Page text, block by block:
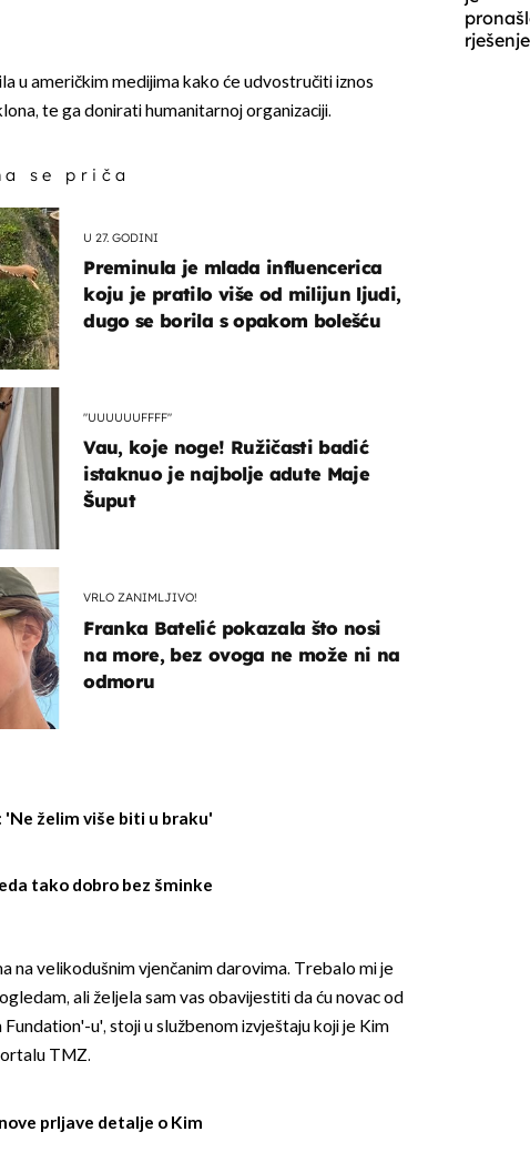
u američkim medijima kako će udvostručiti iznos
te ga donirati humanitarnoj organizaciji.
se priča
U 27. GODINI
Preminula je mlada influencerica
koju je pratilo više od milijun ljudi,
dugo se borila s opakom bolešću
"UUUUUUFFFF"
Vau, koje noge! Ružičasti badić
istaknuo je najbolje adute Maje
Šuput
VRLO ZANIMLJIVO!
Franka Batelić pokazala što nosi
na more, bez ovoga ne može ni na
odmoru
želim više biti u braku'
tako dobro bez šminke
na velikodušnim vjenčanim darovima. Trebalo mi je
ali željela sam vas obavijestiti da ću novac od
u', stoji u službenom izvještaju koji je Kim
TMZ.
prljave detalje o Kim